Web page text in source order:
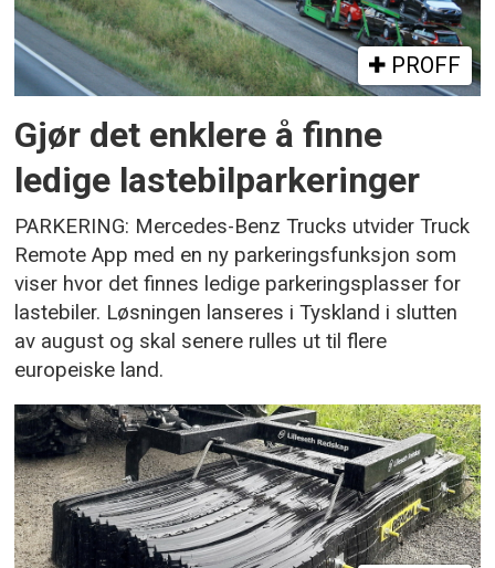
PROFF
Gjør det enklere å finne
ledige lastebilparkeringer
PARKERING: Mercedes-Benz Trucks utvider Truck
Remote App med en ny parkeringsfunksjon som
viser hvor det finnes ledige parkeringsplasser for
lastebiler. Løsningen lanseres i Tyskland i slutten
av august og skal senere rulles ut til flere
europeiske land.